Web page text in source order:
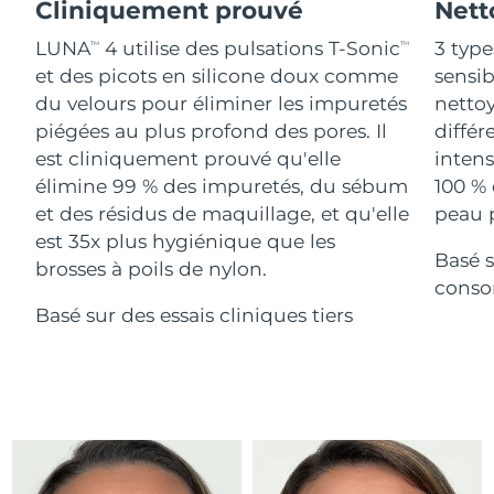
Cliniquement prouvé
LUNATM 4 utilise des pulsations T-SonicTM
et des picots en silicone doux comme
du velours pour éliminer les impuretés
piégées au plus profond des pores. Il
est cliniquement prouvé qu'elle
élimine 99 % des impuretés, du sébum
et des résidus de maquillage, et qu'elle
est 35x plus hygiénique que les
brosses à poils de nylon.
Basé sur des essais cliniques tiers
3
100
peau
Basé
For healthy hair
18% PAP
Acheter tout
FOREO APP
À PROPROS
Israël
Italie Livraison estimée 8/9/26
Japon Livraison estimée 8/12/26
Jersey Livraison estimée8/14/26
Kazakhstan Livraison estimée
8/9/26
Lituanie Livraison estimée8/9/26